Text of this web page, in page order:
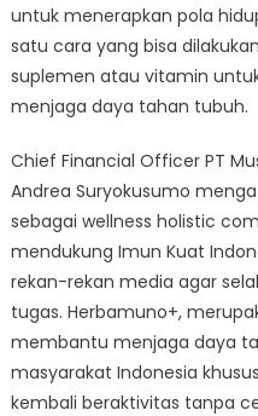
untuk menerapkan pola
satu cara yang bisa
suplemen atau vitamin
menjaga daya tahan tubuh.
Chief Financial Officer PT
Andrea Suryokusumo
sebagai wellness holistic
mendukung Imun Kuat
rekan-rekan media agar
tugas. Herbamuno+,
membantu menjaga daya
masyarakat Indonesia
kembali beraktivitas tanpa